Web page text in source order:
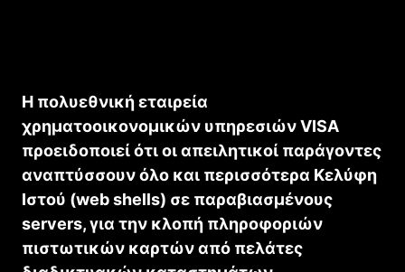
Η πολυεθνική εταιρεία
χρηματοοικονομικών υπηρεσιών VISA
προειδοποιεί ότι οι απειλητικοί παράγοντες
αναπτύσσουν όλο και περισσότερα Κελύφη
Ιστού (web shells) σε παραβιασμένους
servers, για την κλοπή πληροφοριών
πιστωτικών καρτών από πελάτες